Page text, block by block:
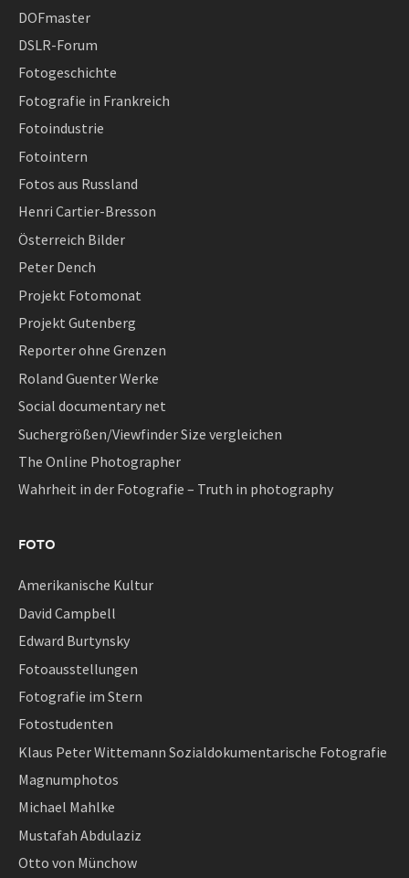
DOFmaster
DSLR-Forum
Fotogeschichte
Fotografie in Frankreich
Fotoindustrie
Fotointern
Fotos aus Russland
Henri Cartier-Bresson
Österreich Bilder
Peter Dench
Projekt Fotomonat
Projekt Gutenberg
Reporter ohne Grenzen
Roland Guenter Werke
Social documentary net
Suchergrößen/Viewfinder Size vergleichen
The Online Photographer
Wahrheit in der Fotografie – Truth in photography
FOTO
Amerikanische Kultur
David Campbell
Edward Burtynsky
Fotoausstellungen
Fotografie im Stern
Fotostudenten
Klaus Peter Wittemann Sozialdokumentarische Fotografie
Magnumphotos
Michael Mahlke
Mustafah Abdulaziz
Otto von Münchow